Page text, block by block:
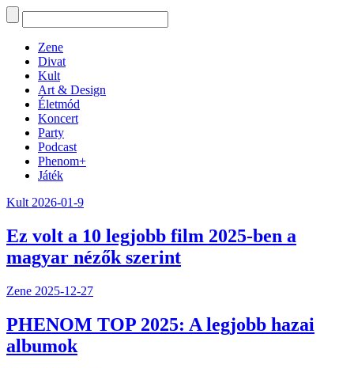
Zene
Divat
Kult
Art & Design
Életmód
Koncert
Party
Podcast
Phenom+
Játék
Kult 2026-01-9
Ez volt a 10 legjobb film 2025-ben a
magyar nézők szerint
Zene 2025-12-27
PHENOM TOP 2025: A legjobb hazai
albumok